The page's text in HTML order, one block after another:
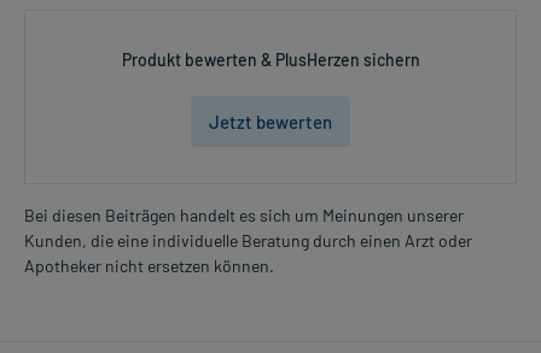
Produkt bewerten & PlusHerzen sichern
Jetzt bewerten
Bei diesen Beiträgen handelt es sich um Meinungen unserer
Kunden, die eine individuelle Beratung durch einen Arzt oder
Apotheker nicht ersetzen können.